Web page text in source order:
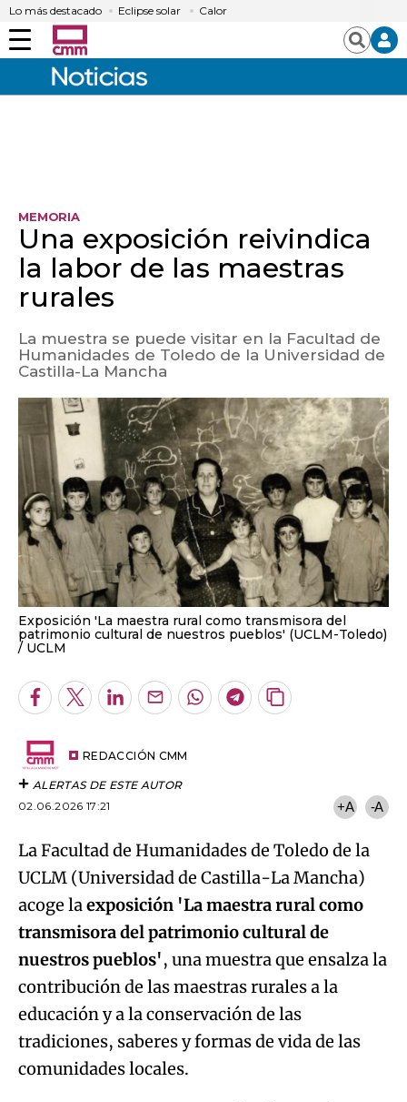
Lo más destacado Eclipse solar Calor
Menú Buscar
MEMORIA
Una exposición reivindica
la labor de las maestras
rurales
La muestra se puede visitar en la Facultad de
Humanidades de Toledo de la Universidad de
Castilla-La Mancha
Exposición 'La maestra rural como transmisora del
patrimonio cultural de nuestros pueblos' (UCLM-Toledo)
UCLM
Facebook
TwitterLinkedInEnviarWhatsapp
Telegram
Copiar
REDACCIÓN CMM
ALERTAS DE ESTE AUTOR
02.06.2026 17:21
+A -A
La Facultad de Humanidades de Toledo de la
UCLM (Universidad de Castilla-La Mancha)
acoge laexposición 'La maestra rural como
transmisora del patrimonio cultural de
nuestros pueblos', una muestra que ensalza la
contribución de las maestras rurales a la
educación y a la conservación de las
tradiciones, saberes y formas de vida de las
comunidades locales.